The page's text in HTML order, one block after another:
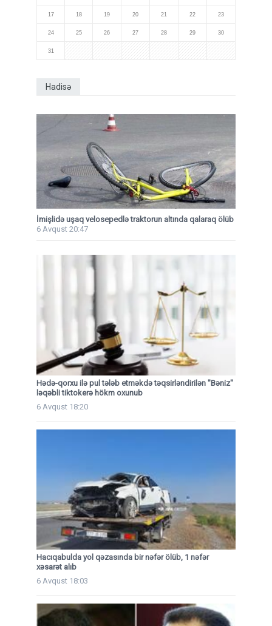
17 18 19 20 21 22 23
24 25 26 27 28 29 30
31
Hadisə
İmişlidə uşaq velosepedlə traktorun altında qalaraq ölüb
6 Avqust 20:47
Hədə-qorxu ilə pul tələb etməkdə təqsirləndirilən "Bəniz"
ləqəbli tiktokerə hökm oxunub
6 Avqust 18:20
Hacıqabulda yol qəzasında bir nəfər ölüb, 1 nəfər
xəsarət alıb
6 Avqust 18:03